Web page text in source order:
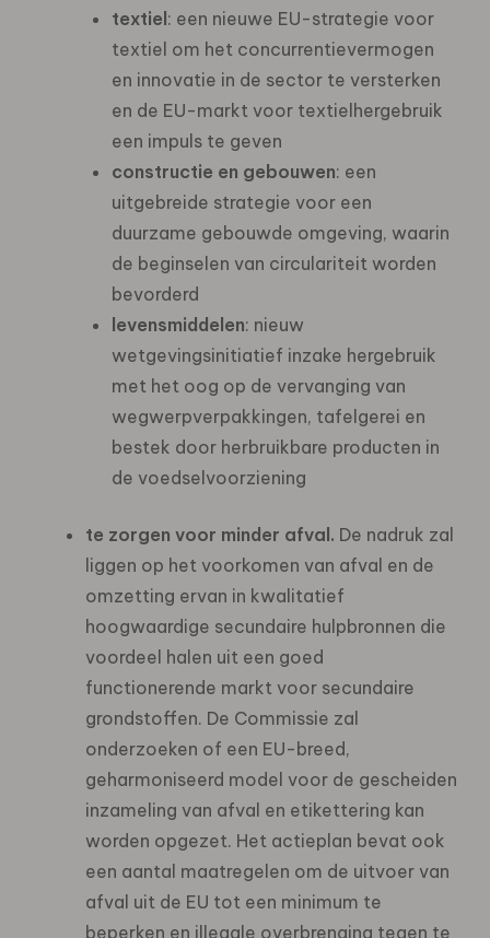
textiel: een nieuwe EU-strategie voor
textiel om het concurrentievermogen
en innovatie in de sector te versterken
en de EU-markt voor textielhergebruik
een impuls te geven
constructie en gebouwen: een
uitgebreide strategie voor een
duurzame gebouwde omgeving, waarin
de beginselen van circulariteit worden
bevorderd
levensmiddelen: nieuw
wetgevingsinitiatief inzake hergebruik
met het oog op de vervanging van
wegwerpverpakkingen, tafelgerei en
bestek door herbruikbare producten in
de voedselvoorziening
te zorgen voor minder afval. De nadruk zal
liggen op het voorkomen van afval en de
omzetting ervan in kwalitatief
hoogwaardige secundaire hulpbronnen die
voordeel halen uit een goed
functionerende markt voor secundaire
grondstoffen. De Commissie zal
onderzoeken of een EU-breed,
geharmoniseerd model voor de gescheiden
inzameling van afval en etikettering kan
worden opgezet. Het actieplan bevat ook
een aantal maatregelen om de uitvoer van
afval uit de EU tot een minimum te
beperken en illegale overbrenging tegen te